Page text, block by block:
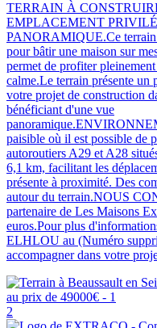
TERRAIN À
EMPLACEMENT
PANORAMIQUE.Ce terrain
pour bâtir une maison sur
permet de profiter
calme.Le terrain présente un
votre projet de construction
bénéficiant d'une vue
paisible où il est possible de
autoroutiers A29 et A28
6,1 km, facilitant les
présente à proximité. Des
autour du terrain.NOUS
partenaire de Les Maisons
euros.Pour plus
ELHLOU au (Numéro
accompagner dans votre
2